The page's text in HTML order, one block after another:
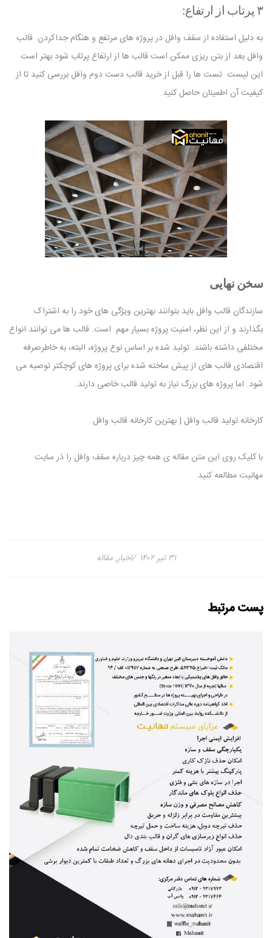
۳ پرتاب از ارتفاع:
به دلیل استفاده ازسقف وافل در پروژه های مرتفع و هنگام جداکردن قالب
وافل بعد از بتن ریزی ممکن است قالب ها از ارتفاع پرتاب شود بهتر است
این لیست تست ها را قبل از خرید قالب دست دوم وافل بررسی کنید تا از
کیفیت آن اطمینان حاصل کنید.
سخن نهایی
سازندگان قالب وافل باید بتوانند بهترین ویژگی های خود را به اشتراک
بگذارند و از این نظر، امنیت پروژه بسیار مهم است. قالب ها می توانند انواع
مختلفی داشته باشند. تولید شده بر اساس نوع پروژه، البته، به خاطرصرفه
اقتصادی قالب های از پیش ساخته شده برای پروژه های کوچکتر توصیه می
شود. اما پروژه های بزرگ نیاز به تولید قالب خاصی دارند.
کارخانه تولید قالب وافل | بهترین کارخانه قالب وافل
با کلیک روی این متن مقاله ی همه چیز درباره سقف وافل را ذر سایت
مهانیت مطالعه کنید.
۳۱ تیر ۱۴۰۲ اخبار,مقاله
پست مرتبط